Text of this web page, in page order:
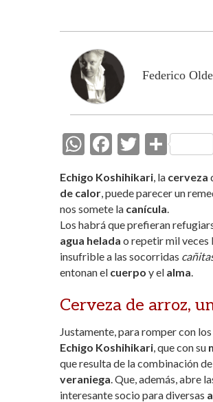
Federico
W
at
s
A
p
p
F
e
b
o
o
k
T
itt
er
C
m
p
ar
ti
r
Echigo Koshihikari , la cerveza
de calor , puede parecer un
nos somete la canícula
Los habrá que prefieran
agua helada o repetir mil veces
insufrible a las socorridas
entonan el cuerpo y el alma
Cerveza de arroz,
Justamente, para romper con los
Echigo Koshihikari , que con su
que resulta de la combinación de
veraniega . Que, además, abre
interesante socio para diversas